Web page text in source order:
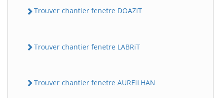
Trouver chantier fenetre DOAZiT
Trouver chantier fenetre LABRiT
Trouver chantier fenetre AUREiLHAN